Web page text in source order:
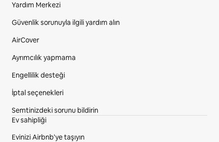
Yardım Merkezi
Güvenlik sorunuyla ilgili yardım alın
AirCover
Ayrımcılık yapmama
Engellilik desteği
İptal seçenekleri
Semtinizdeki sorunu bildirin
Ev sahipliği
Evinizi Airbnb'ye taşıyın